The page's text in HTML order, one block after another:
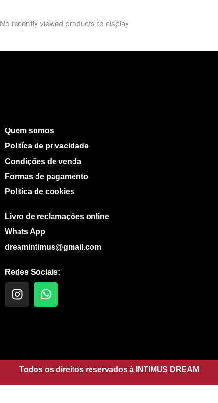
No recently viewed products to display
Quem somos
Politíca de privacidade
Condições de venda
Formas de pagamento
Politíca de cookies
Livro de reclamações online
Whats App
dreamintimus@gmail.com
Redes Sociais:
I
n
r
a
m
W
h
p
p
Todos os direitos reservados à INTIMUS DREAM